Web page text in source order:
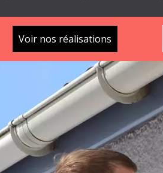
Voir nos réalisations